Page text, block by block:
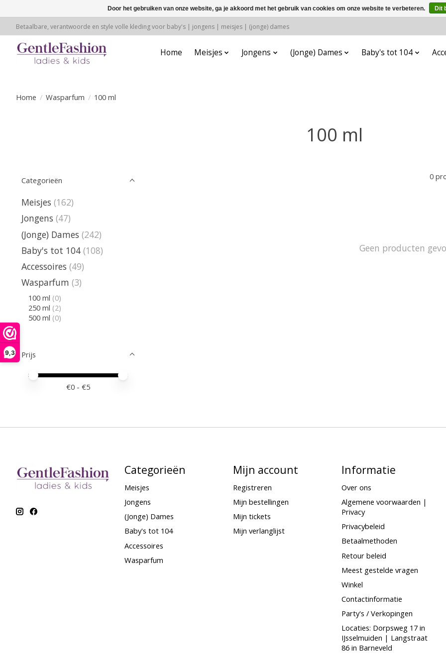
9,3
Betaalbare, verantwoorde en style volle kleding voor baby's | jongens | meisjes | (jonge) dames
Home Meisjes Jongens (Jonge) Dames Baby's tot 104
Home / Wasparfum / 100 ml
100 ml
Categorieën
Meisjes (162)
Jongens (47)
(Jonge) Dames (242)
Baby's tot 104 (108)
Accessoires (49)
Wasparfum (3)
100 ml (0)
250 ml (2)
500 ml (0)
Prijs
Minimale prijswaarde
Price maximum value
€0 - €5
0
Geen producten
Categorieën
Meisjes
Jongens
(Jonge) Dames
Baby's tot 104
Accessoires
Wasparfum
Mijn account
Registreren
Mijn bestellingen
Mijn tickets
Mijn verlanglijst
Informatie
Over ons
Algemene voorwaarden |
Privacy
Privacybeleid
Betaalmethoden
Retour beleid
Meest gestelde vragen
Winkel
Contactinformatie
Party's / Verkopingen
Locaties: Dorpsweg 17 in
IJsselmuiden | Langstraat
86 in Barneveld
Door het gebruiken van onze website, ga je akkoord met het gebruik van cookies om onze website te verbeteren. Dit